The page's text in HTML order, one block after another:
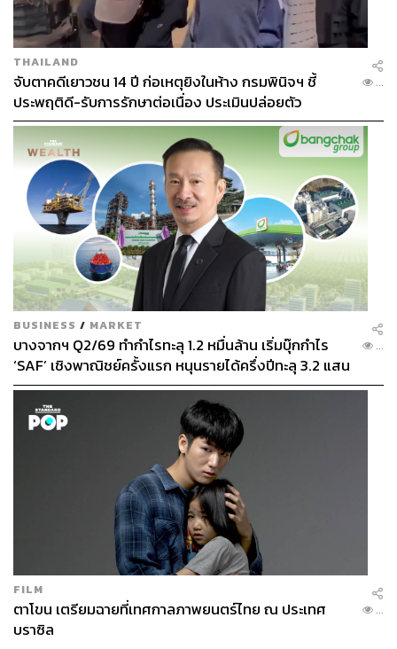
THAILAND
จับตาคดีเยาวชน 14 ปี ก่อเหตุยิงในห้าง กรมพินิจฯ ชี้
ประพฤติดี-รับการรักษาต่อเนื่อง ประเมินปล่อยตัว
...
BUSINESS / MARKET
บางจากฯ Q2/69 ทำกำไรทะลุ 1.2 หมื่นล้าน เริ่มบุ๊กกำไร
‘SAF’ เชิงพาณิชย์ครั้งแรก หนุนรายได้ครึ่งปีทะลุ 3.2 แสน
ล้าน
...
FILM
ตาโขน เตรียมฉายที่เทศกาลภาพยนตร์ไทย ณ ประเทศ
บราซิล
...